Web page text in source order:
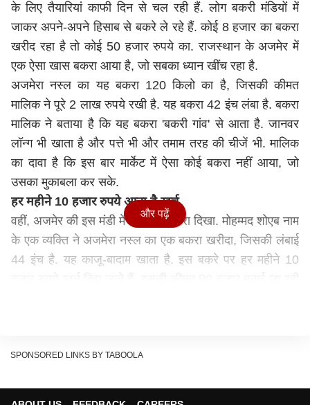
के लिए तैयारियां काफी दिन से चल रही हैं. लोग बकरी मंडियों में
जाकर अपने-अपने हिसाब से बकरे ले रहे हैं. कोई 8 हजार का बकरा
खरीद रहा है तो कोई 50 हजार रुपये का. राजस्थान के अजमेर में
एक ऐसा खास बकरा आया है, जो सबका ध्यान खींच रहा है.
अजमेरा नस्ल का यह बकरा 120 किलो का है, जिसकी कीमत
मालिक ने पूरे 2 लाख रुपये रखी है. यह बकरा 42 इंच लंबा है. बकरा
मालिक ने बताया है कि यह बकरा 'बकरी गांव' से आता है. जानवर
लॉन्ग भी खाता है और पत्ते भी और तमाम तरह की चीजें भी. मालिक
का दावा है कि इस बार मार्केट में ऐसा कोई बकरा नहीं आया, जो
उसका मुकाबला कर सके.
हर महीने 10 हजार रुपये आता है खर्च
वहीं, अजमेर की इस मंडी में एक और बकरा दिखा. मोहम्मद शोएब नाम
के एक व्यक्ति ने अजमेरा नस्ल का एक बकरा खरीदा, जिसकी लंबाई
44 इंच है. यह काजू-बादाम खाता है. इस बकरे पर हर महीने 10
जो बकरा खरीद, वो इतना लंबा है कि उनके गले तक आता है. अन्य
और पढ़ें
SPONSORED LINKS BY TABOOLA